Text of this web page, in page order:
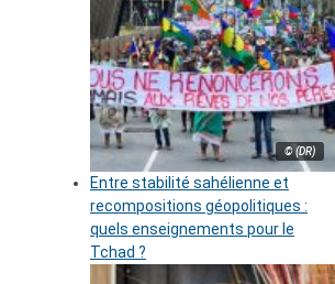
© (DR)
Entre stabilité sahélienne et
recompositions géopolitiques :
quels enseignements pour le
Tchad ?